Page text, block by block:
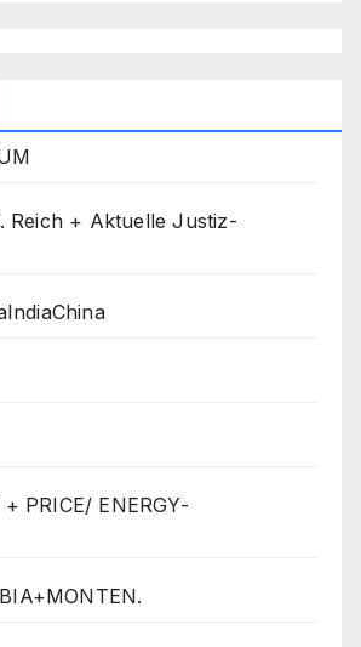
Reich + Aktuelle Justiz-
PRICE/ ENERGY-